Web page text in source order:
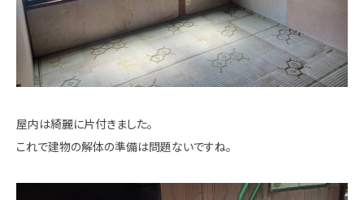
屋内は綺麗に片付きました。
これで建物の解体の準備は問題ないですね。